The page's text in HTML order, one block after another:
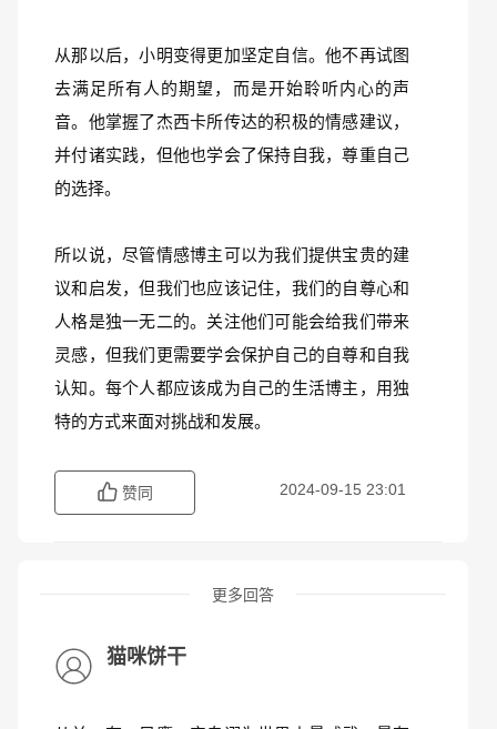
从那以后，小明变得更加坚定自信。他不再试图
去满足所有人的期望，而是开始聆听内心的声
音。他掌握了杰西卡所传达的积极的情感建议，
并付诸实践，但他也学会了保持自我，尊重自己
的选择。
所以说，尽管情感博主可以为我们提供宝贵的建
议和启发，但我们也应该记住，我们的自尊心和
人格是独一无二的。关注他们可能会给我们带来
灵感，但我们更需要学会保护自己的自尊和自我
认知。每个人都应该成为自己的生活博主，用独
特的方式来面对挑战和发展。
赞同 2024-09-15 23:01
更多回答
猫咪饼干